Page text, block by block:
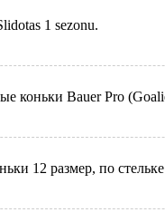
1 sezonu.
коньки Bauer Pro
12 размер, по